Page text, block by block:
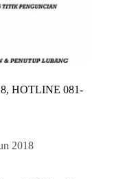
HOTLINE 081-
2018